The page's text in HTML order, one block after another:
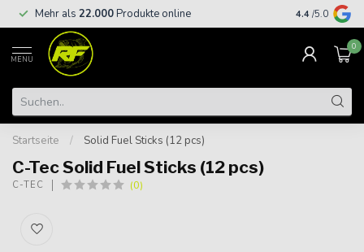
Mehr als 22.000Produkte online Kostenloser
€
4.4 /5.0
MENU
0
Startseite / Solid Fuel Sticks (12 pcs)
C-Tec Solid Fuel Sticks (12 pcs)
C-TEC (0)